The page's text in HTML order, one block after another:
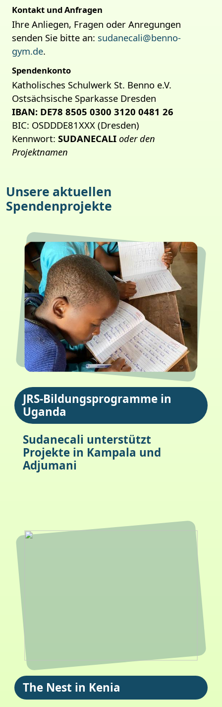
Kontakt und Anfragen
Ihre Anliegen, Fragen oder Anregungen
senden Sie bitte an: sudanecali@benno-
gym.de.
Spendenkonto
Katholisches Schulwerk St. Benno e.V.
Ostsächsische Sparkasse Dresden
IBAN: DE78 8505 0300 3120 0481 26
BIC: OSDDDE81XXX (Dresden)
Kennwort: SUDANECALI oder den
Projektnamen
Unsere aktuellen
Spendenprojekte
JRS-Bildungsprogramme in
Uganda
Sudanecali unterstützt
Projekte in Kampala und
Adjumani
The Nest in Kenia